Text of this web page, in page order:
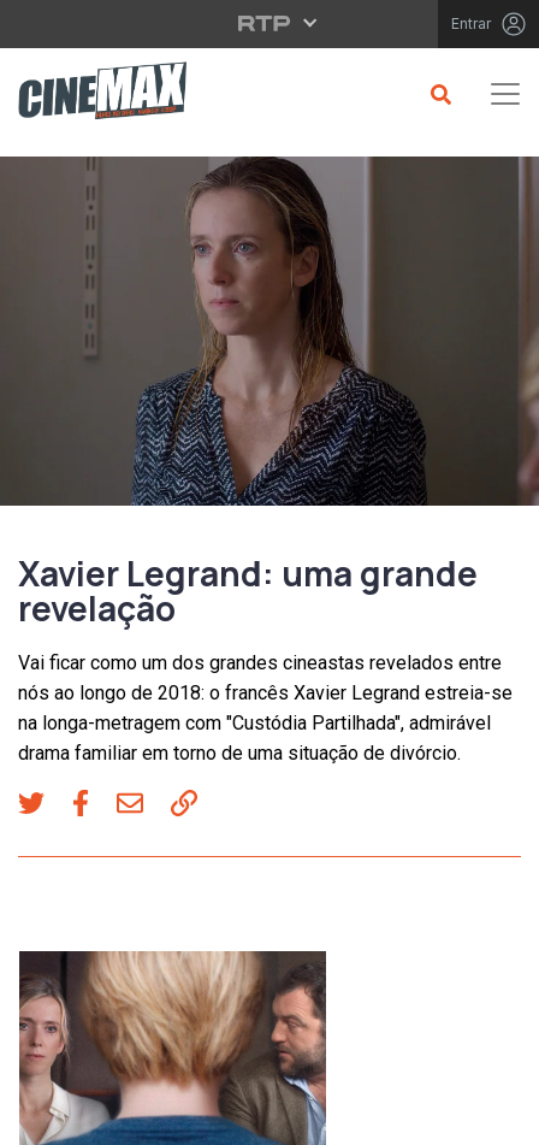
Saltar para o conteúdo principal Entrar
Xavier Legrand: uma grande
revelação
Vai ficar como um dos grandes cineastas revelados entre
nós ao longo de 2018: o francês Xavier Legrand estreia-se
na longa-metragem com "Custódia Partilhada", admirável
drama familiar em torno de uma situação de divórcio.